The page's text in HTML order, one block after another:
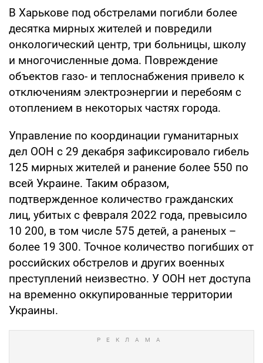
В Харькове под обстрелами погибли более
десятка мирных жителей и повредили
онкологический центр, три больницы, школу
и многочисленные дома. Повреждение
объектов газо- и теплоснабжения привело к
отключениям электроэнергии и перебоям с
отоплением в некоторых частях города.
Управление по координации гуманитарных
дел ООН с 29 декабря зафиксировало гибель
125 мирных жителей и ранение более 550 по
всей Украине. Таким образом,
подтвержденное количество гражданских
лиц, убитых с февраля 2022 года, превысило
10 200, в том числе 575 детей, а раненых –
более 19 300. Точное количество погибших от
российских обстрелов и других военных
преступлений неизвестно. У ООН нет доступа
на временно оккупированные территории
Украины.